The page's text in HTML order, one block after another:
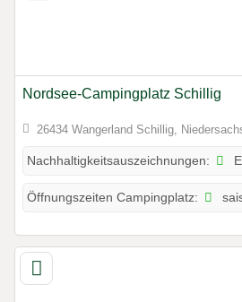
Nordsee-Campingplatz Schillig
26434 Wangerland Schillig,
Nachhaltigkeitsauszeichnungen:
Öffnungszeiten Campingplatz: